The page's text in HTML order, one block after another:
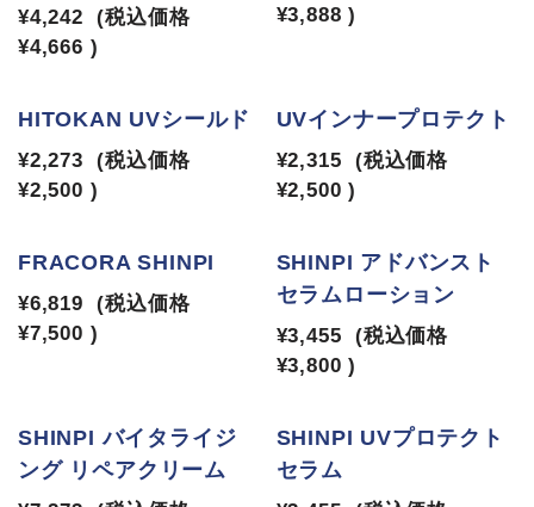
¥4,242
(税込価格
¥4,666 )
¥3,888 )
HITOKAN UVシールド
¥2,273
(税込価格
¥2,500 )
UVインナープロテクト
¥2,315
(税込価格
¥2,500 )
FRACORA SHINPI
¥6,819
(税込価格
¥7,500 )
SHINPI アドバンスト
セラムローション
¥3,455
(税込価格
¥3,800 )
SHINPI バイタライジ
ング リペアクリーム
SHINPI UVプロテクト
セラム